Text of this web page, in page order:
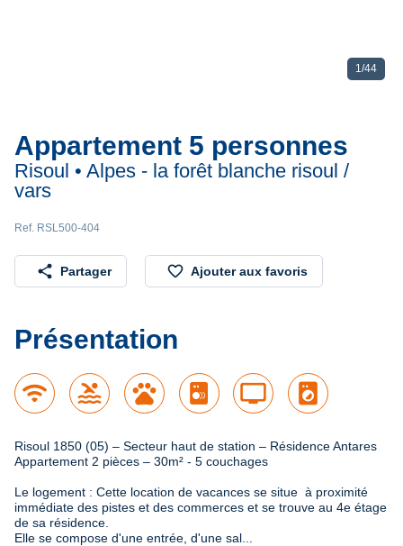
1/44
Appartement 5 personnes
Risoul • Alpes - la forêt blanche risoul /
vars
Ref. RSL500-404
share Partager favorite_border Ajouter aux favoris
Présentation
wifi pool pets tv local_laundry_service
Risoul 1850 (05) – Secteur haut de station – Résidence Antares
Appartement 2 pièces – 30m² - 5 couchages
Le logement : Cette location de vacances se situe  à proximité
immédiate des pistes et des commerces et se trouve au 4e étage
de sa résidence.
Elle se compose d'une entrée, d'une sal...